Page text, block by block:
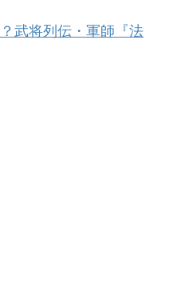
武将列伝・軍師『法